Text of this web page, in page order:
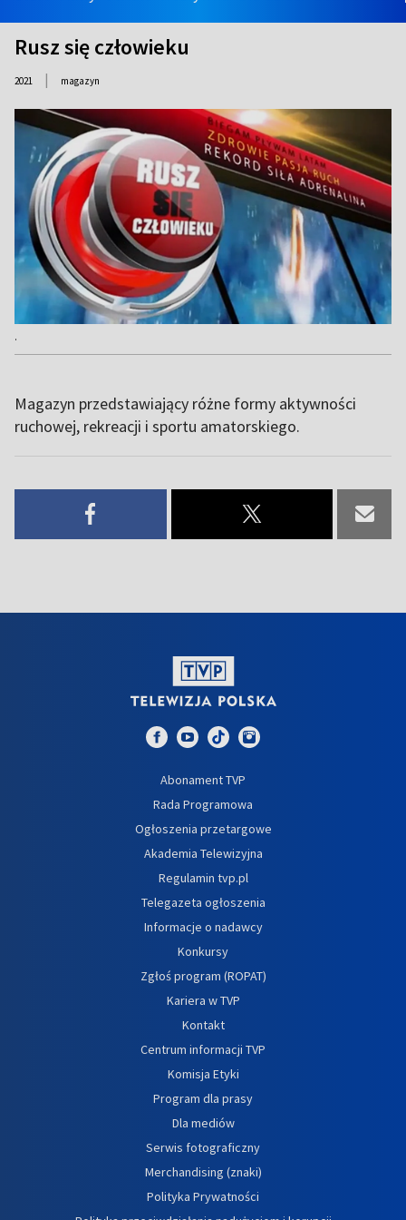
Rusz się człowieku
2021 | magazyn
.
Magazyn przedstawiający różne formy aktywności
ruchowej, rekreacji i sportu amatorskiego.
Abonament TVP
Rada Programowa
Ogłoszenia przetargowe
Akademia Telewizyjna
Regulamin tvp.pl
Telegazeta ogłoszenia
Informacje o nadawcy
Konkursy
Zgłoś program (ROPAT)
Kariera w TVP
Kontakt
Centrum informacji TVP
Komisja Etyki
Program dla prasy
Dla mediów
Serwis fotograficzny
Merchandising (znaki)
Polityka Prywatności